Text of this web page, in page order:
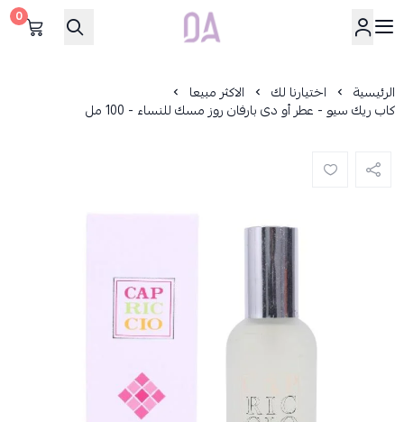
Dar Alamirat
0
الرئيسية اختيارنا لك الاكثر مبيعا
كاب ريك سيو - عطر أو دى بارفان روز مسك للنساء - 100 مل